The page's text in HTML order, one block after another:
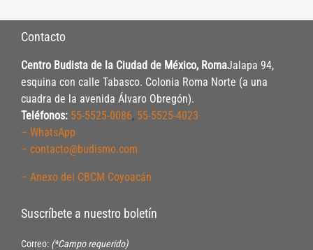
Contacto
Centro Budista de la Ciudad de México, RomaJalapa 94,
esquina con calle Tabasco. Colonia Roma Norte (a una
cuadra de la avenida Álvaro Obregón).
Teléfonos: 55-5525-0086, 55-5525-4023
– WhatsApp
– contacto@budismo.com
– Anexo del CBCM Coyoacán
Suscríbete a nuestro boletín
Correo: (*Campo requerido)